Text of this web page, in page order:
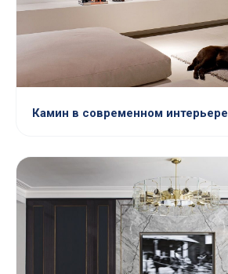
Камин в современном интерьере